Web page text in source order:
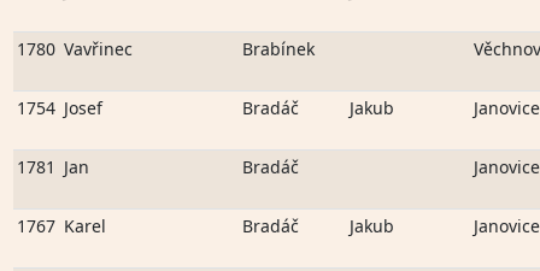
1780 Vavřinec Brabínek Věchnov
1754 Josef Bradáč Jakub Janovice
1781 Jan Bradáč Janovice
1767 Karel Bradáč Jakub Janovice